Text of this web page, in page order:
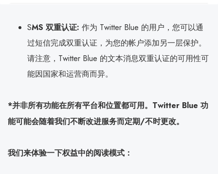
SMS 双重认证: 作为 Twitter Blue 的用户，您可以通
过短信完成双重认证，为您的帐户添加另一层保护。
请注意，Twitter Blue 的文本消息双重认证的可用性可
能因国家和运营商而异。
*并非所有功能在所有平台和位置都可用。Twitter Blue 功
能可能会随着我们不断改进服务而定期/不时更改。
我们来体验一下权益中的阅读模式：